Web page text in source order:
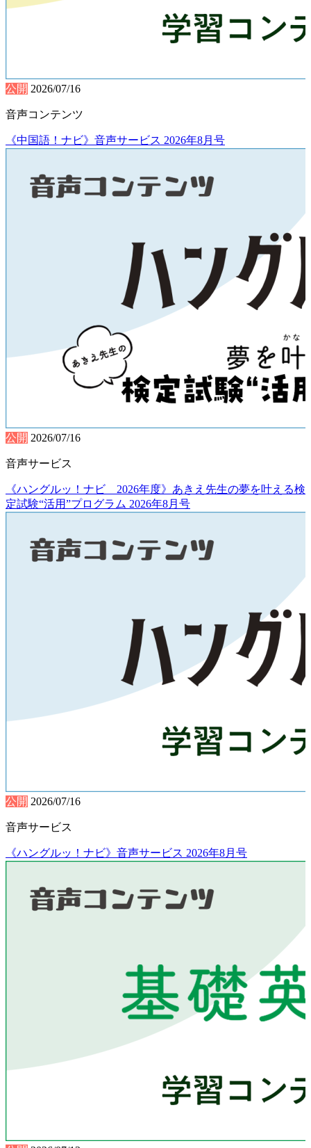
公開 2026/07/16
音声コンテンツ
《中国語！ナビ》音声サービス 2026年8月号
公開 2026/07/16
音声サービス
《ハングルッ！ナビ 2026年度》あきえ先生の夢を叶える検
定試験“活用”プログラム 2026年8月号
公開 2026/07/16
音声サービス
《ハングルッ！ナビ》音声サービス 2026年8月号